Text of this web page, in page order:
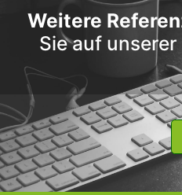
Weitere
Sie auf